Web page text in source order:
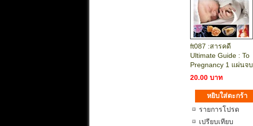
ft087 :สารคดี
Ultimate Guide : To
Pregnancy 1 แผ่นจบ
20.00 บาท
รายการโปรด
เปรียบเทียบ